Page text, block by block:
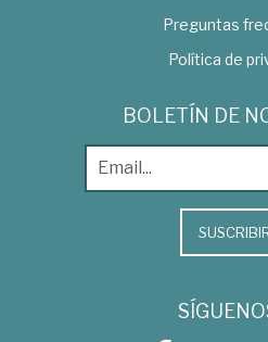
Preguntas
Política de
BOLETÍN DE